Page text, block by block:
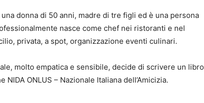
donna di 50 anni, madre di tre figli ed è una persona
nasce come chef nei ristoranti e nel
privata, a spot, organizzazione eventi culinari.
molto empatica e sensibile, decide di scrivere un libro
ONLUS – Nazionale Italiana dell’Amicizia.